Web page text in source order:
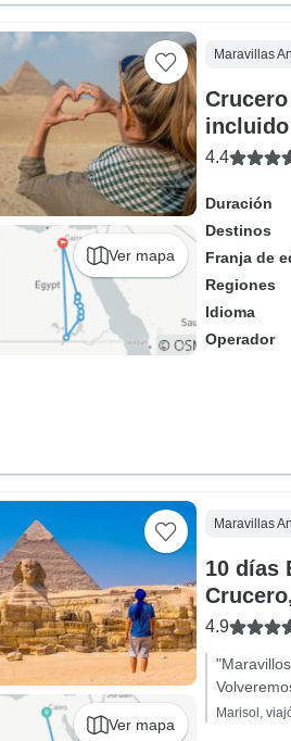
Ver mapa
Maravillas
4.4
Duración
Destinos
Franja de
Regiones
Idioma
Operador
Ver mapa
Maravillas
10 días
4.9
Marisol,